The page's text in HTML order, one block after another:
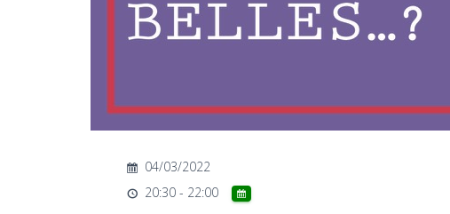
04/03/2022
20:30 - 22:00